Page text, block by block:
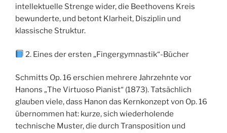
intellektuelle Strenge wider, die Beethovens Kreis
bewunderte, und betont Klarheit, Disziplin und
klassische Struktur.
2. Eines der ersten „Fingergymnastik“-Bücher
Schmitts Op. 16 erschien mehrere Jahrzehnte vor
Hanons „The Virtuoso Pianist“ (1873). Tatsächlich
glauben viele, dass Hanon das Kernkonzept von Op. 16
übernommen hat: kurze, sich wiederholende
technische Muster, die durch Transposition und